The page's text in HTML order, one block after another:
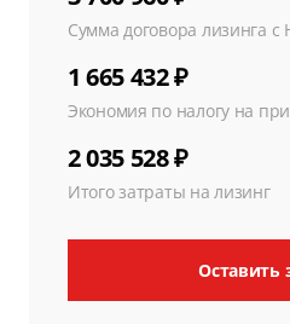
Сумма договора лизинга с
1 665 432 ₽
Экономия по налогу на
2 035 528 ₽
Итого затраты на лизинг
Оставить